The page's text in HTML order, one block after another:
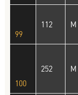
99
112 M
100
252 M